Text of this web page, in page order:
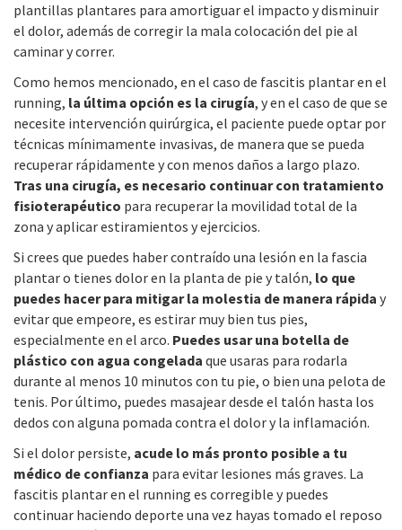
plantillas plantares para amortiguar el impacto y disminuir
el dolor, además de corregir la mala colocación del pie al
caminar y correr.
Como hemos mencionado, en el caso de fascitis plantar en el
running, la última opción es la cirugía, y en el caso de que se
necesite intervención quirúrgica, el paciente puede optar por
técnicas mínimamente invasivas, de manera que se pueda
recuperar rápidamente y con menos daños a largo plazo.
Tras una cirugía, es necesario continuar con tratamiento
fisioterapéutico para recuperar la movilidad total de la
zona y aplicar estiramientos y ejercicios.
Si crees que puedes haber contraído una lesión en la fascia
plantar o tienes dolor en la planta de pie y talón, lo que
puedes hacer para mitigar la molestia de manera rápida y
evitar que empeore, es estirar muy bien tus pies,
especialmente en el arco. Puedes usar una botella de
plástico con agua congelada que usaras para rodarla
durante al menos 10 minutos con tu pie, o bien una pelota de
tenis. Por último, puedes masajear desde el talón hasta los
dedos con alguna pomada contra el dolor y la inflamación.
Si el dolor persiste, acude lo más pronto posible a tu
médico de confianza para evitar lesiones más graves. La
fascitis plantar en el running es corregible y puedes
continuar haciendo deporte una vez hayas tomado el reposo